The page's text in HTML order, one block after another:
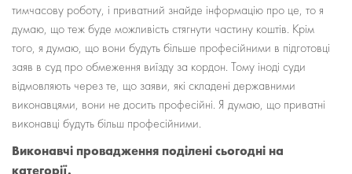
тимчасову роботу, і приватний знайде інформацію про це, то я
думаю, що теж буде можливість стягнути частину коштів. Крім
того, я думаю, що вони будуть більше професійними в підготовці
заяв в суд про обмеження виїзду за кордон. Тому іноді суди
відмовляють через те, що заяви, які складені державними
виконавцями, вони не досить професійні. Я думаю, що приватні
виконавці будуть більш професійними.
Виконавчі провадження поділені сьогодні на
категорії.